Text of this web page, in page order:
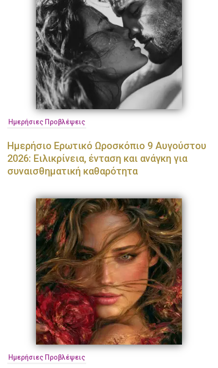
Ημερήσιες Προβλέψεις
Ημερήσιο Ερωτικό Ωροσκόπιο 9 Αυγούστου
2026: Ειλικρίνεια, ένταση και ανάγκη για
συναισθηματική καθαρότητα
Ημερήσιες Προβλέψεις